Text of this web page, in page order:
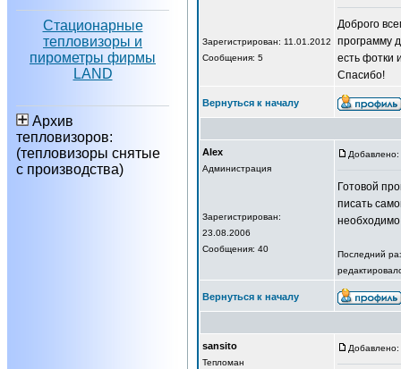
Стационарные
тепловизоры и
пирометры фирмы
LAND
Архив
тепловизоров:
(тепловизоры снятые
с производства)
Зарегистрирован: 11.01.2012
Сообщения: 5
Доброго
программу
есть фотки
Спасибо!
Вернуться к началу
Alex
Администрация
Зарегистрирован:
23.08.2006
Сообщения: 40
Готовой
писать
Последний
Вернуться к началу
sansito
Тепломан